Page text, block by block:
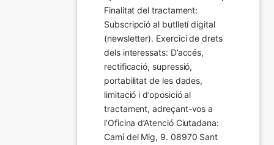
Finalitat del tractament:
Subscripció al butlletí digital
(newsletter). Exercici de drets
dels interessats: D’accés,
rectificació, supressió,
portabilitat de les dades,
limitació i d’oposició al
tractament, adreçant-vos a
l’Oficina d’Atenció Ciutadana:
Camí del Mig, 9. 08970 Sant